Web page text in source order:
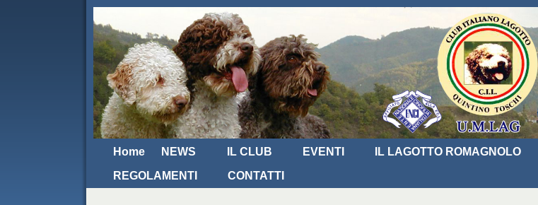
Home NEWS IL CLUB EVENTI IL LAGOTTO ROMAGNOLO
REGOLAMENTI
CONTATTI